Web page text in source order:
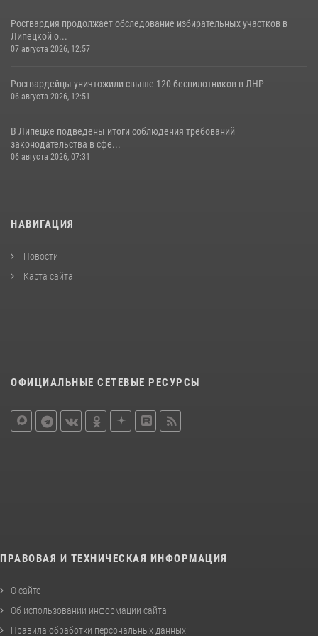
Росгвардия продолжает обследование избирательных участков в
Липецкой о...
07 августа 2026, 12:57
Росгвардейцы уничтожили свыше 120 беспилотников в ЛНР
06 августа 2026, 12:51
В Липецке подведены итоги соблюдения требований
законодательства в сфе...
06 августа 2026, 07:31
НАВИГАЦИЯ
Новости
Карта сайта
ОФИЦИАЛЬНЫЕ СЕТЕВЫЕ РЕСУРСЫ
ПРАВОВАЯ И ТЕХНИЧЕСКАЯ ИНФОРМАЦИЯ
О сайте
Об использовании информации сайта
Правила обработки персональных данных